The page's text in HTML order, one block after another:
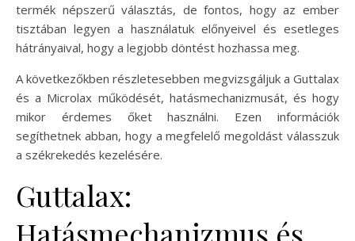
termék népszerű választás, de fontos, hogy az ember
tisztában legyen a használatuk előnyeivel és esetleges
hátrányaival, hogy a legjobb döntést hozhassa meg.
A következőkben részletesebben megvizsgáljuk a Guttalax
és a Microlax működését, hatásmechanizmusát, és hogy
mikor érdemes őket használni. Ezen információk
segíthetnek abban, hogy a megfelelő megoldást válasszuk
a székrekedés kezelésére.
Guttalax:
Hatásmechanizmus és